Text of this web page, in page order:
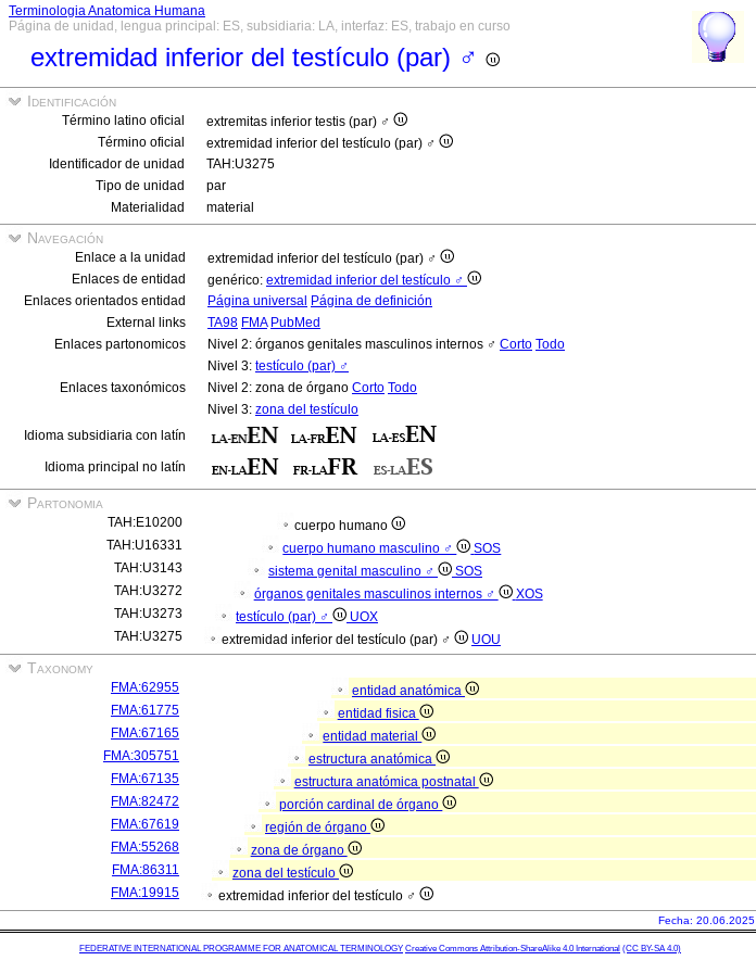
Terminologia Anatomica Humana
Página de unidad, lengua principal: ES, subsidiaria: LA, interfaz: ES, trabajo en curso
extremidad inferior del testículo (par) ♂
Identificación
Término latino oficial
extremitas inferior testis (par) ♂
Término oficial
extremidad inferior del testículo (par) ♂
Identificador de unidad
TAH:U3275
Tipo de unidad
par
Materialidad
material
Navegación
Enlace a la unidad
extremidad inferior del testículo (par) ♂
Enlaces de entidad
genérico: extremidad inferior del testículo ♂
Enlaces orientados entidad
Página universal Página de definición
External links
TA98 FMA PubMed
Enlaces partonomicos
Nivel 2: órganos genitales masculinos internos ♂ Corto Todo
Nivel 3: testículo (par) ♂
Enlaces taxonómicos
Nivel 2: zona de órgano Corto Todo
Nivel 3: zona del testículo
Idioma subsidiaria con latín
Idioma principal no latín
Partonomia
TAH:E10200
cuerpo humano
TAH:U16331
cuerpo humano masculino ♂
SOS
TAH:U3143
sistema genital masculino ♂
SOS
TAH:U3272
órganos genitales masculinos internos ♂
XOS
TAH:U3273
testículo (par) ♂
UOX
TAH:U3275
extremidad inferior del testículo (par) ♂ UOU
Taxonomy
FMA:62955
entidad anatómica
FMA:61775
entidad fisica
FMA:67165
entidad material
FMA:305751
estructura anatómica
FMA:67135
estructura anatómica postnatal
FMA:82472
porción cardinal de órgano
FMA:67619
región de órgano
FMA:55268
zona de órgano
FMA:86311
zona del testículo
FMA:19915
extremidad inferior del testículo ♂
Fecha: 20.06.2025
FEDERATIVE INTERNATIONAL PROGRAMME FOR ANATOMICAL TERMINOLOGY Creative Commons Attribution-ShareAlike 4.0 International (CC BY-SA 4.0)